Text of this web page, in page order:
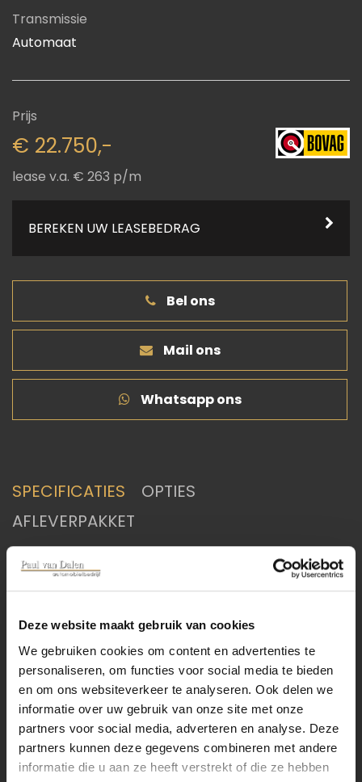
Deze website maakt gebruik van cookies
We gebruiken cookies om content en advertenties te
personaliseren, om functies voor social media te bieden
en om ons websiteverkeer te analyseren. Ook delen we
informatie over uw gebruik van onze site met onze
partners voor social media, adverteren en analyse. Deze
partners kunnen deze gegevens combineren met andere
informatie die u aan ze heeft verstrekt of die ze hebben
Transmissie
Automaat
Prijs
€ 22.750,-
lease v.a. € 263 p/m
BEREKEN UW LEASEBEDRAG
Bel ons
Mail ons
Whatsapp ons
SPECIFICATIES
OPTIES
AFLEVERPAKKET
transmissie: Automaat
tellerstand: 77632 km
SUV
type:
1.5 HYBRID AUTOMAAT